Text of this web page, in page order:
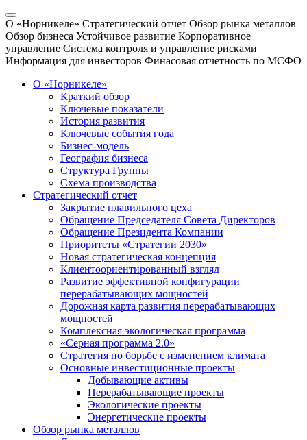
О «Норникеле» Стратегический отчет Обзор рынка металлов
Обзор бизнеса Устойчивое развитие Корпоративное
управление Система контроля и управление рисками
Информация для инвесторов Финасовая отчетность по МСФО
О «Норникеле»
Краткий обзор
Ключевые показатели
История развития
Ключевые события года
Бизнес-модель
География бизнеса
Структура Группы
Схема производства
Стратегический отчет
Закрытие плавильного цеха
Обращение Председателя Совета Директоров
Обращение Президента Компании
Приоритеты «Стратегии 2030»
Новая стратегическая концепция
Клиентоориентированный взгляд
Развитие эффективной конфигурации
перерабатывающих мощностей
Дорожная карта развития перерабатывающих
мощностей
Комплексная экологическая программа
«Серная программа 2.0»
Стратегия по борьбе с изменением климата
Основные инвестиционные проекты
Добывающие активы
Перерабатывающие проекты
Экологические проекты
Энергетические проекты
Обзор рынка металлов